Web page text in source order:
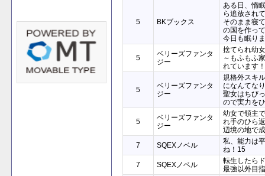
5 BKブックス
ある日、惰
ら追放され
そのまま寝
の国を作っ
今日も眠り
5
ベリーズファンタ
ジー
捨てられ幼
～もふもふ
れています
5
ベリーズファンタ
ジー
規格外スキ
になんてな
聖女はちび
ので実力を
5
ベリーズファンタ
ジー
幼女で領主
れ手のひら
辺境の地で
7
SQEXノベル
私、能力は
ね！15
7
SQEXノベル
転生したら
最強以外目